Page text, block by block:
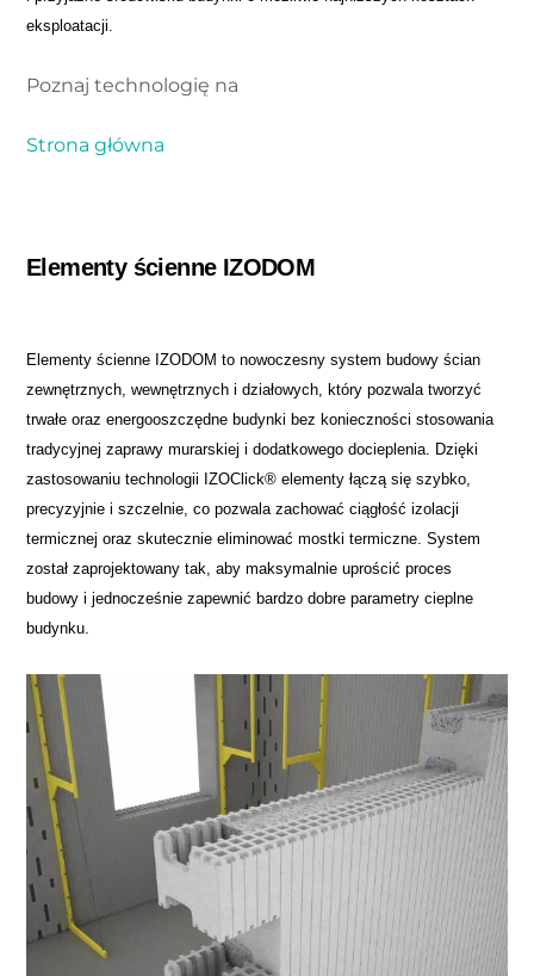
eksploatacji.
Poznaj technologię na
Strona główna
Elementy ścienne IZODOM
Elementy ścienne IZODOM to nowoczesny system budowy ścian
zewnętrznych, wewnętrznych i działowych, który pozwala tworzyć
trwałe oraz energooszczędne budynki bez konieczności stosowania
tradycyjnej zaprawy murarskiej i dodatkowego docieplenia. Dzięki
zastosowaniu technologii IZOClick® elementy łączą się szybko,
precyzyjnie i szczelnie, co pozwala zachować ciągłość izolacji
termicznej oraz skutecznie eliminować mostki termiczne. System
został zaprojektowany tak, aby maksymalnie uprościć proces
budowy i jednocześnie zapewnić bardzo dobre parametry cieplne
budynku.